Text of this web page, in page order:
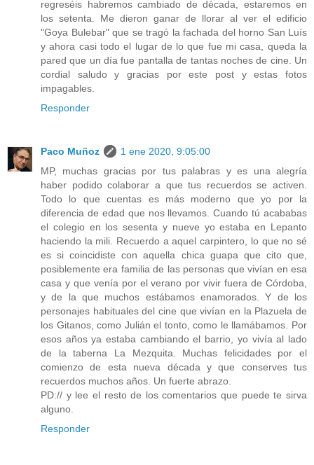
regreséis habremos cambiado de década, estaremos en
los setenta. Me dieron ganar de llorar al ver el edificio
"Goya Bulebar" que se tragó la fachada del horno San Luís
y ahora casi todo el lugar de lo que fue mi casa, queda la
pared que un día fue pantalla de tantas noches de cine. Un
cordial saludo y gracias por este post y estas fotos
impagables.
Responder
Paco Muñoz
1 ene 2020, 9:05:00
MP, muchas gracias por tus palabras y es una alegría
haber podido colaborar a que tus recuerdos se activen.
Todo lo que cuentas es más moderno que yo por la
diferencia de edad que nos llevamos. Cuando tú acababas
el colegio en los sesenta y nueve yo estaba en Lepanto
haciendo la mili. Recuerdo a aquel carpintero, lo que no sé
es si coincidiste con aquella chica guapa que cito que,
posiblemente era familia de las personas que vivían en esa
casa y que venía por el verano por vivir fuera de Córdoba,
y de la que muchos estábamos enamorados. Y de los
personajes habituales del cine que vivían en la Plazuela de
los Gitanos, como Julián el tonto, como le llamábamos. Por
esos años ya estaba cambiando el barrio, yo vivía al lado
de la taberna La Mezquita. Muchas felicidades por el
comienzo de esta nueva década y que conserves tus
recuerdos muchos años. Un fuerte abrazo.
PD:// y lee el resto de los comentarios que puede te sirva
alguno.
Responder